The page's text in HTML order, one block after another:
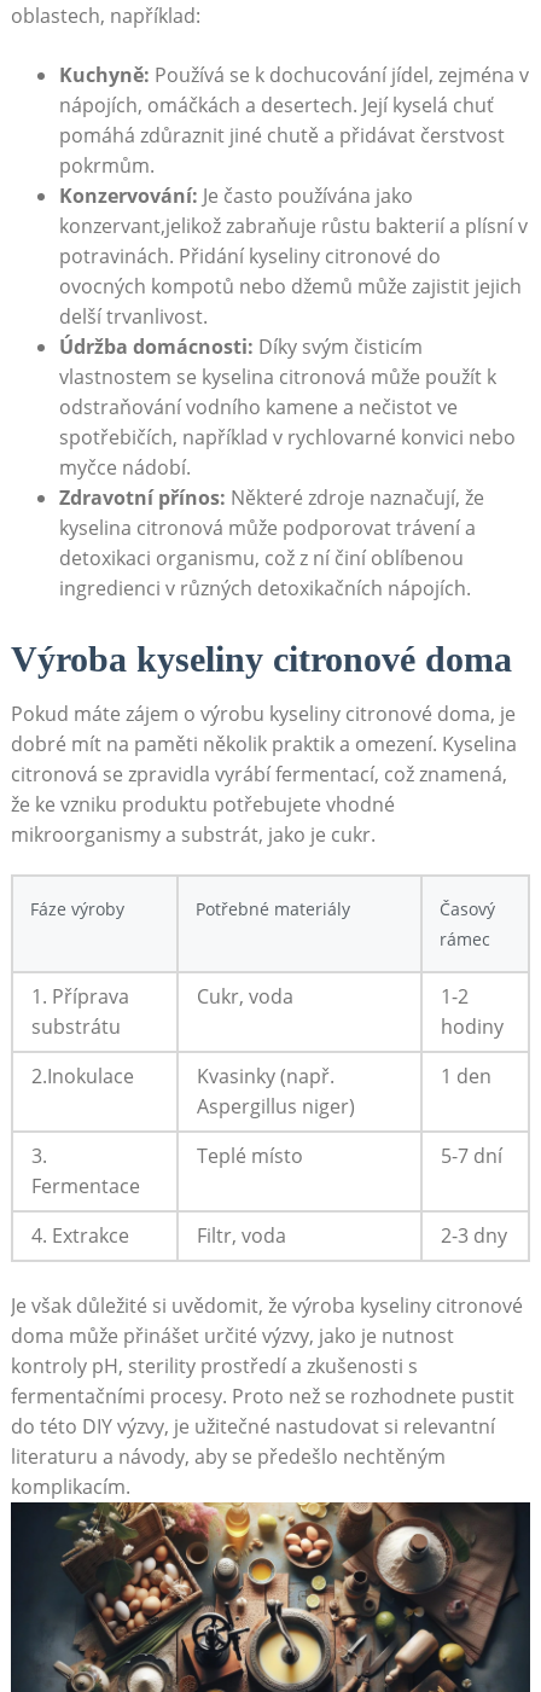
oblastech, například:
Kuchyně: Používá se k dochucování jídel, zejména v
nápojích, omáčkách a desertech. Její kyselá chuť
pomáhá zdůraznit jiné chutě a přidávat čerstvost
pokrmům.
Konzervování: Je často používána jako
konzervant,jelikož zabraňuje růstu bakterií a plísní v
potravinách. Přidání kyseliny citronové do
ovocných kompotů nebo džemů může zajistit jejich
delší trvanlivost.
Údržba domácnosti: Díky svým čisticím
vlastnostem se kyselina citronová může použít k
odstraňování vodního kamene a nečistot ve
spotřebičích, například v rychlovarné konvici nebo
myčce nádobí.
Zdravotní přínos: Některé zdroje naznačují, že
kyselina citronová může podporovat trávení a
detoxikaci organismu, což z ní činí oblíbenou
ingredienci v různých detoxikačních nápojích.
Výroba kyseliny citronové doma
Pokud máte zájem o výrobu kyseliny citronové doma, je
dobré mít na paměti několik praktik a omezení. Kyselina
citronová se zpravidla vyrábí fermentací, což znamená,
že ke vzniku produktu potřebujete vhodné
mikroorganismy a substrát, jako je cukr.
Fáze výroby Potřebné materiály
Časový
rámec
1. Příprava
substrátu
Cukr, voda
1-2
hodiny
2.Inokulace
Kvasinky (např.
Aspergillus niger)
1 den
3.
Fermentace
Teplé místo 5-7 dní
4. Extrakce Filtr, voda 2-3 dny
Je však důležité si uvědomit, že výroba kyseliny citronové
doma může přinášet určité výzvy, jako je nutnost
kontroly pH, sterility prostředí a zkušenosti s
fermentačními procesy. Proto než se rozhodnete pustit
do této DIY výzvy, je užitečné nastudovat si relevantní
literaturu a návody, aby se předešlo nechtěným
komplikacím.